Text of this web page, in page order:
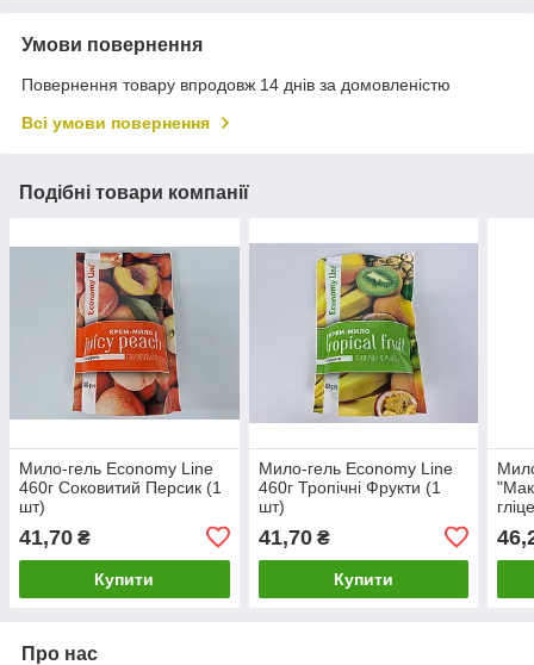
Умови повернення
Повернення товару впродовж 14 днів за домовленістю
Всі умови повернення
Подібні товари компанії
Мило-гель Economy Line
460г Соковитий Персик (1
шт)
41,70 ₴
Купити
Мило-гель Economy Line
460г Тропiчнi Фрукти (1
шт)
41,70₴
Купити
Про нас